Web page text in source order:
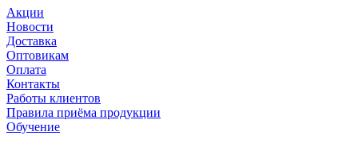
Акции
Новости
Доставка
Оптовикам
Оплата
Контакты
Работы клиентов
Правила приёма продукции
Обучение